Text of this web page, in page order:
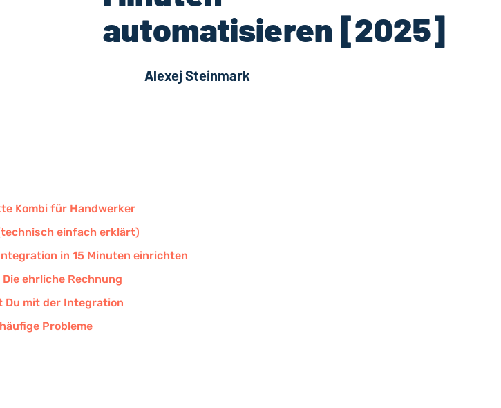
automatisieren [2025]
Alexej Steinmark
Kombi für Handwerker
einfach erklärt)
in 15 Minuten einrichten
ehrliche Rechnung
Du mit der Integration
Probleme